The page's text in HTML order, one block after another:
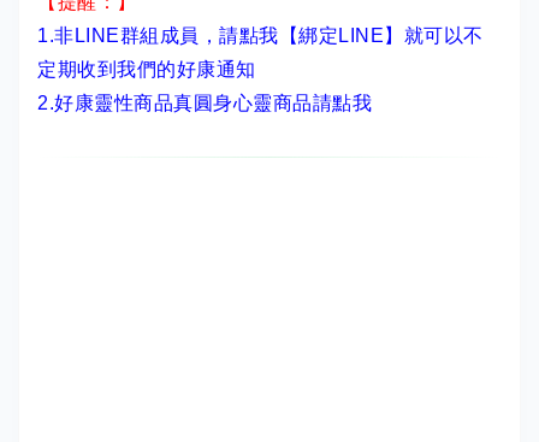
1.非LINE群組成員， 請點我【綁定LINE】 就可以不
定期收到我們的好康通知
2.好康靈性商品真圓身心靈商品請點我